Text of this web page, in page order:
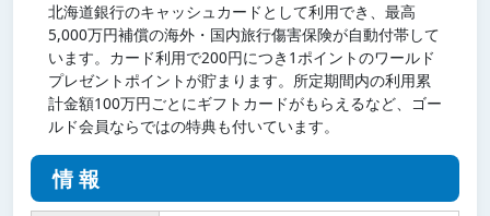
北海道銀行のキャッシュカードとして利用でき、最高
5,000万円補償の海外・国内旅行傷害保険が自動付帯して
います。カード利用で200円につき1ポイントのワールド
プレゼントポイントが貯まります。所定期間内の利用累
計金額100万円ごとにギフトカードがもらえるなど、ゴー
ルド会員ならではの特典も付いています。
情報